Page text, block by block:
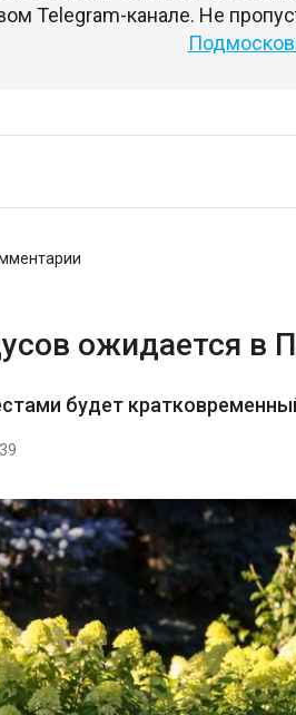
Telegram-канале. Не
ожидается в
будет